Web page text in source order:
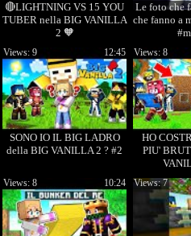
🔴LIGHTNING VS 15 YOU
TUBER nella BIG VANILLA
2 🧡
Le foto che
che fanno a
SONO IO IL BIG LADRO
della BIG VANILLA 2 ? #2
12:45
Views: 9
HO
PIU'
Views: 8
10:24
Views: 8 Views: 7